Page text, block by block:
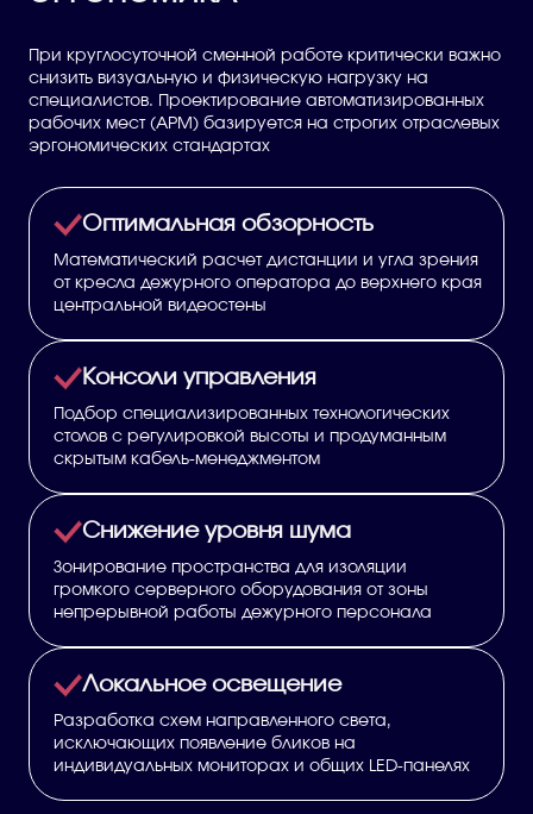
При круглосуточной сменной работе критически важно
снизить визуальную и физическую нагрузку на
специалистов. Проектирование автоматизированных
рабочих мест (АРМ) базируется на строгих отраслевых
эргономических стандартах
Оптимальная обзорность
Математический расчет дистанции и угла зрения
от кресла дежурного оператора до верхнего края
центральной видеостены
Консоли управления
Подбор специализированных технологических
столов с регулировкой высоты и продуманным
скрытым кабель-менеджментом
Снижение уровня шума
Зонирование пространства для изоляции
громкого серверного оборудования от зоны
непрерывной работы дежурного персонала
Локальное освещение
Разработка схем направленного света,
исключающих появление бликов на
индивидуальных мониторах и общих LED-панелях